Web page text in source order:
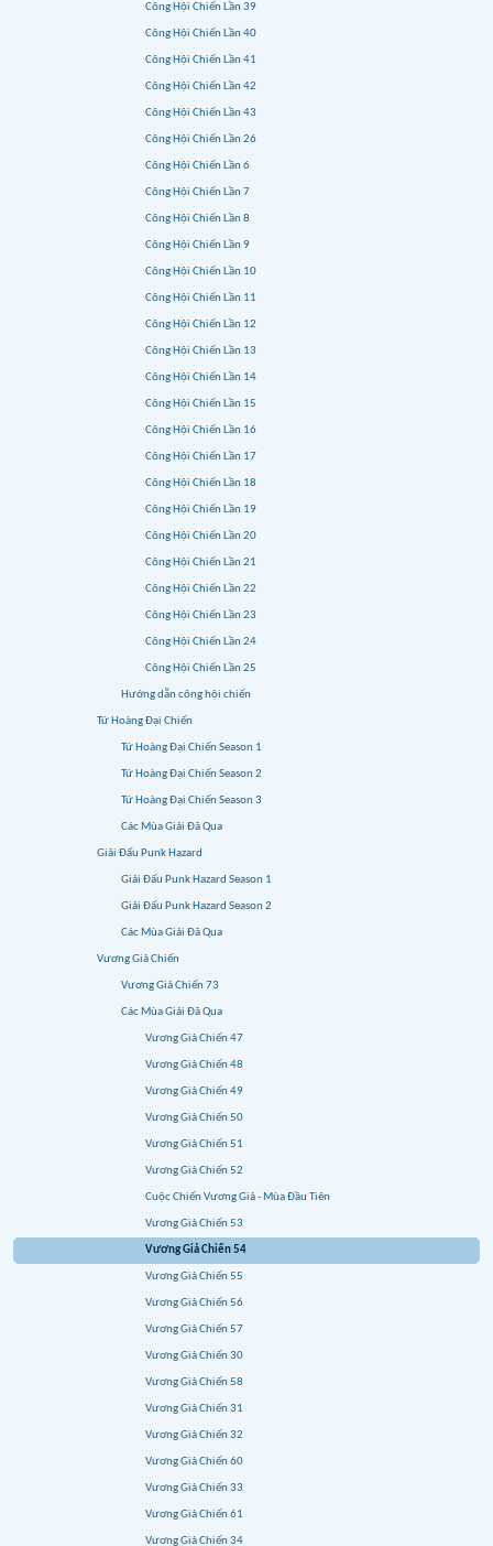
Công Hội Chiến Lần 39
Công Hội Chiến Lần 40
Công Hội Chiến Lần 41
Công Hội Chiến Lần 42
Công Hội Chiến Lần 43
Công Hội Chiến Lần 26
Công Hội Chiến Lần 6
Công Hội Chiến Lần 7
Công Hội Chiến Lần 8
Công Hội Chiến Lần 9
Công Hội Chiến Lần 10
Công Hội Chiến Lần 11
Công Hội Chiến Lần 12
Công Hội Chiến Lần 13
Công Hội Chiến Lần 14
Công Hội Chiến Lần 15
Công Hội Chiến Lần 16
Công Hội Chiến Lần 17
Công Hội Chiến Lần 18
Công Hội Chiến Lần 19
Công Hội Chiến Lần 20
Công Hội Chiến Lần 21
Công Hội Chiến Lần 22
Công Hội Chiến Lần 23
Công Hội Chiến Lần 24
Công Hội Chiến Lần 25
Hướng dẫn công hội chiến
Tứ Hoàng Đại Chiến
Tứ Hoàng Đại Chiến Season 1
Tứ Hoàng Đại Chiến Season 2
Tứ Hoàng Đại Chiến Season 3
Các Mùa Giải Đã Qua
Giải Đấu Punk Hazard
Giải Đấu Punk Hazard Season 1
Giải Đấu Punk Hazard Season 2
Các Mùa Giải Đã Qua
Vương Giả Chiến
Vương Giả Chiến 73
Các Mùa Giải Đã Qua
Vương Giả Chiến 47
Vương Giả Chiến 48
Vương Giả Chiến 49
Vương Giả Chiến 50
Vương Giả Chiến 51
Vương Giả Chiến 52
Cuộc Chiến Vương Giả - Mùa Đầu Tiên
Vương Giả Chiến 53
Vương Giả Chiến 54
Vương Giả Chiến 55
Vương Giả Chiến 56
Vương Giả Chiến 57
Vương Giả Chiến 30
Vương Giả Chiến 58
Vương Giả Chiến 31
Vương Giả Chiến 32
Vương Giả Chiến 60
Vương Giả Chiến 33
Vương Giả Chiến 61
Vương Giả Chiến 34